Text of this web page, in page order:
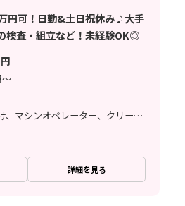
円可！日勤&土日祝休み♪大手
検査・組立など！未経験OK◎
円
～
検査、組立・組付け、マシンオペレーター、クリーンルーム
詳細を見る